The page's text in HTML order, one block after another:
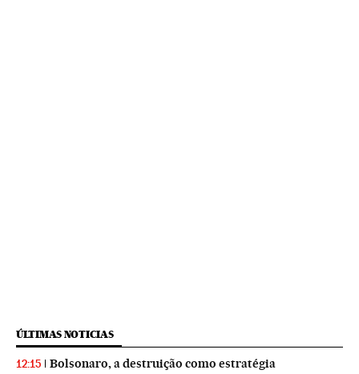
ÚLTIMAS NOTICIAS
12:15 Bolsonaro, a destruição como estratégia